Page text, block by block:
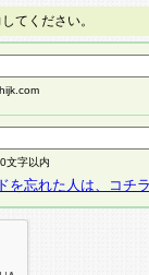
てください。
文字以内
を忘れた人は、コチ